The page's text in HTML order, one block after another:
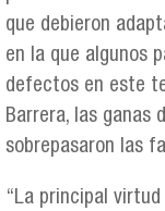
que debieron
en la que algunos
defectos en este
Barrera, las ganas
sobrepasaron las
“La principal